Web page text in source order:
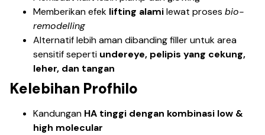
Memberikan efek lifting alamilewat proses bio-
remodelling
Alternatif lebih aman dibanding filler untuk area
sensitif seperti undereye, pelipis yang cekung,
leher, dan tangan
Kelebihan Profhilo
Kandungan HA tinggi dengan kombinasi low &
high molecular